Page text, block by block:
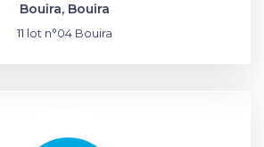
Bouira, Bouira
11 lot n°04 Bouira